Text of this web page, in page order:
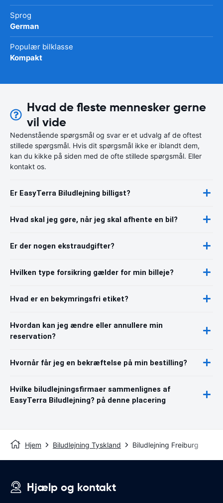
Sprog
German
Populær bilklasse
Kompakt
Hvad de fleste mennesker gerne
vil vide
Nedenstående spørgsmål og svar er et udvalg af de oftest
stillede spørgsmål. Hvis dit spørgsmål ikke er iblandt dem,
kan du kikke på siden med de ofte stillede spørgsmål. Eller
kontakt os.
Er EasyTerra Biludlejning billigst?
Hvad skal jeg gøre, når jeg skal afhente en bil?
Er der nogen ekstraudgifter?
Hvilken type forsikring gælder for min billeje?
Hvad er en bekymringsfri etiket?
Hvordan kan jeg ændre eller annullere min
reservation?
Hvornår får jeg en bekræftelse på min bestilling?
Hvilke biludlejningsfirmaer sammenlignes af
EasyTerra Biludlejning? på denne placering
Hjem Biludlejning Tyskland Biludlejning Freiburg
Hjælp og kontakt